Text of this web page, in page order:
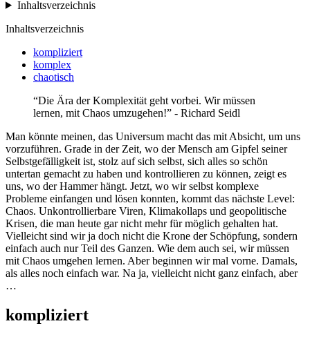
Inhaltsverzeichnis
Inhaltsverzeichnis
kompliziert
komplex
chaotisch
“Die Ära der Komplexität geht vorbei. Wir müssen
lernen, mit Chaos umzugehen!” - Richard Seidl
Man könnte meinen, das Universum macht das mit Absicht, um uns
vorzuführen. Grade in der Zeit, wo der Mensch am Gipfel seiner
Selbstgefälligkeit ist, stolz auf sich selbst, sich alles so schön
untertan gemacht zu haben und kontrollieren zu können, zeigt es
uns, wo der Hammer hängt. Jetzt, wo wir selbst komplexe
Probleme einfangen und lösen konnten, kommt das nächste Level:
Chaos. Unkontrollierbare Viren, Klimakollaps und geopolitische
Krisen, die man heute gar nicht mehr für möglich gehalten hat.
Vielleicht sind wir ja doch nicht die Krone der Schöpfung, sondern
einfach auch nur Teil des Ganzen. Wie dem auch sei, wir müssen
mit Chaos umgehen lernen. Aber beginnen wir mal vorne. Damals,
als alles noch einfach war. Na ja, vielleicht nicht ganz einfach, aber
…
kompliziert